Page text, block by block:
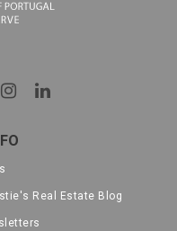
Real Estate Blog